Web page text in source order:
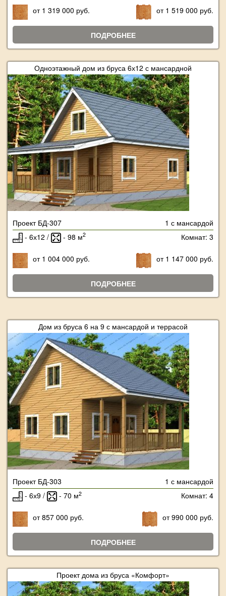
от 1 319 000 руб. от 1 519 000 руб.
ПОДРОБНЕЕ
Одноэтажный дом из бруса 6х12 с мансардной
Проект БД-307
1 с мансардой
- 6х12 /
- 98 м2 Комнат: 3
от 1 004 000 руб. от 1 147 000 руб.
ПОДРОБНЕЕ
Дом из бруса 6 на 9 с мансардой и террасой
Проект БД-303
1 с мансардой
- 6х9 /
- 70 м2 Комнат: 4
от 857 000 руб. от 990 000 руб.
ПОДРОБНЕЕ
Проект дома из бруса «Комфорт»